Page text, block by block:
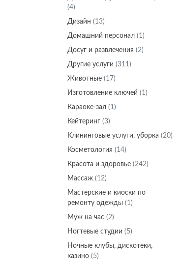
(4)
Дизайн (13)
Домашний персонал (1)
Досуг и развлечения (2)
Другие услуги (311)
Животные (17)
Изготовление ключей (1)
Караоке-зал (1)
Кейтеринг (3)
Клининговые услуги, уборка (20)
Косметология (14)
Красота и здоровье (242)
Массаж (12)
Мастерские и киоски по
ремонту одежды (1)
Муж на час (2)
Ногтевые студии (5)
Ночные клубы, дискотеки,
казино (5)